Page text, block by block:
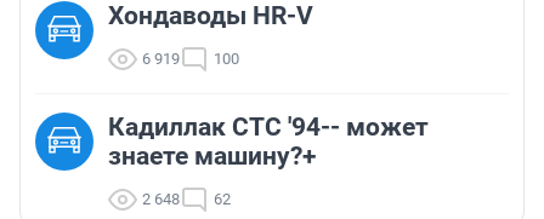
Хондаводы HR-V
6 919 100
Кадиллак СТС '94-- может
знаете машину?+
2 648 62